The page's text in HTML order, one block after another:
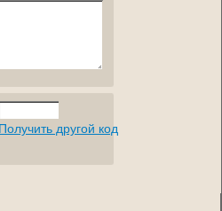
Получить другой код